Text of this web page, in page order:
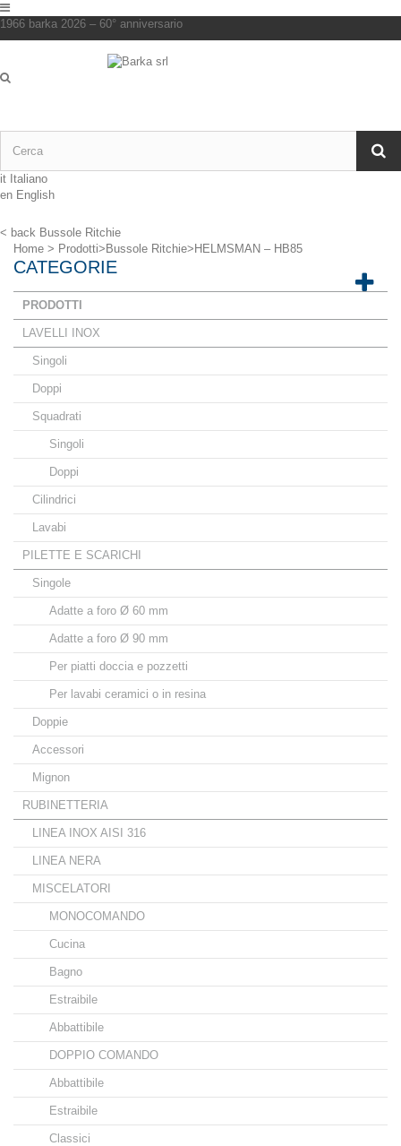
1966 barka 2026 – 60° anniversario
it Italiano
en English
< back Bussole Ritchie
Home > Prodotti> Bussole Ritchie> HELMSMAN – HB85
CATEGORIE
PRODOTTI
LAVELLI INOX
Singoli
Doppi
Squadrati
Singoli
Doppi
Cilindrici
Lavabi
PILETTE E SCARICHI
Singole
Adatte a foro Ø 60 mm
Adatte a foro Ø 90 mm
Per piatti doccia e pozzetti
Per lavabi ceramici o in resina
Doppie
Accessori
Mignon
RUBINETTERIA
LINEA INOX AISI 316
LINEA NERA
MISCELATORI
MONOCOMANDO
Cucina
Bagno
Estraibile
Abbattibile
DOPPIO COMANDO
Abbattibile
Estraibile
Classici